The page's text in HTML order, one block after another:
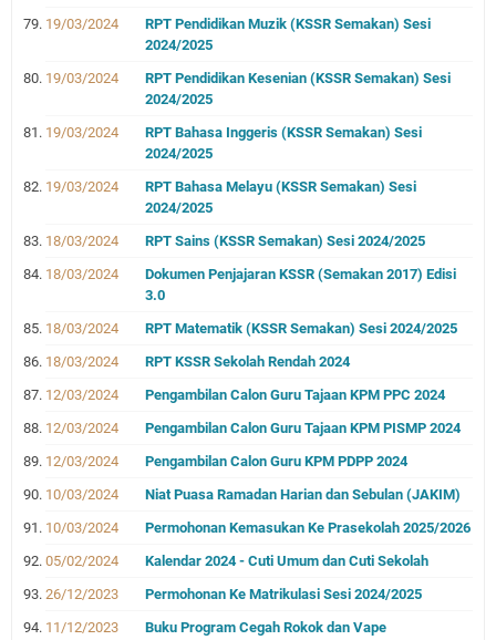
19/03/2024
RPT Pendidikan Muzik (KSSR Semakan) Sesi
2024/2025
19/03/2024
RPT Pendidikan Kesenian (KSSR Semakan) Sesi
2024/2025
19/03/2024
RPT Bahasa Inggeris (KSSR Semakan) Sesi
2024/2025
19/03/2024
RPT Bahasa Melayu (KSSR Semakan) Sesi
2024/2025
18/03/2024
RPT Sains (KSSR Semakan) Sesi 2024/2025
18/03/2024
Dokumen Penjajaran KSSR (Semakan 2017) Edisi
3.0
18/03/2024
RPT Matematik (KSSR Semakan) Sesi 2024/2025
18/03/2024
RPT KSSR Sekolah Rendah 2024
12/03/2024
Pengambilan Calon Guru Tajaan KPM PPC 2024
12/03/2024
Pengambilan Calon Guru Tajaan KPM PISMP 2024
12/03/2024
Pengambilan Calon Guru KPM PDPP 2024
10/03/2024
Niat Puasa Ramadan Harian dan Sebulan (JAKIM)
10/03/2024
Permohonan Kemasukan Ke Prasekolah 2025/2026
05/02/2024
Kalendar 2024 - Cuti Umum dan Cuti Sekolah
26/12/2023
Permohonan Ke Matrikulasi Sesi 2024/2025
11/12/2023
Buku Program Cegah Rokok dan Vape